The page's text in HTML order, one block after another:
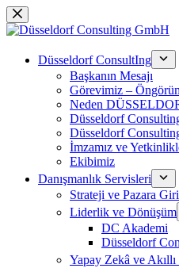
Skip
to
Düsseldorf ConsultIng
Başkanın Mesajı
Görevimiz –
Neden
Düsseldorf
Düsseldorf
İmzamız ve
Ekibimiz
Danışmanlık Servisleri
Strateji ve Pazara
Liderlik ve Dönüşüm
DC Akademi
Düsseldorf
Yapay Zekâ ve